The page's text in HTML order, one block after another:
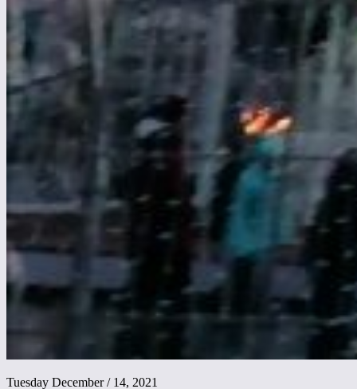
Tuesday December / 14, 2021